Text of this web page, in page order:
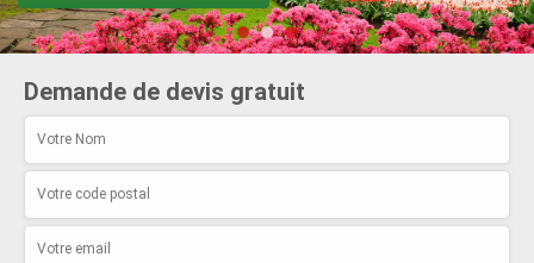
Demande de devis gratuit